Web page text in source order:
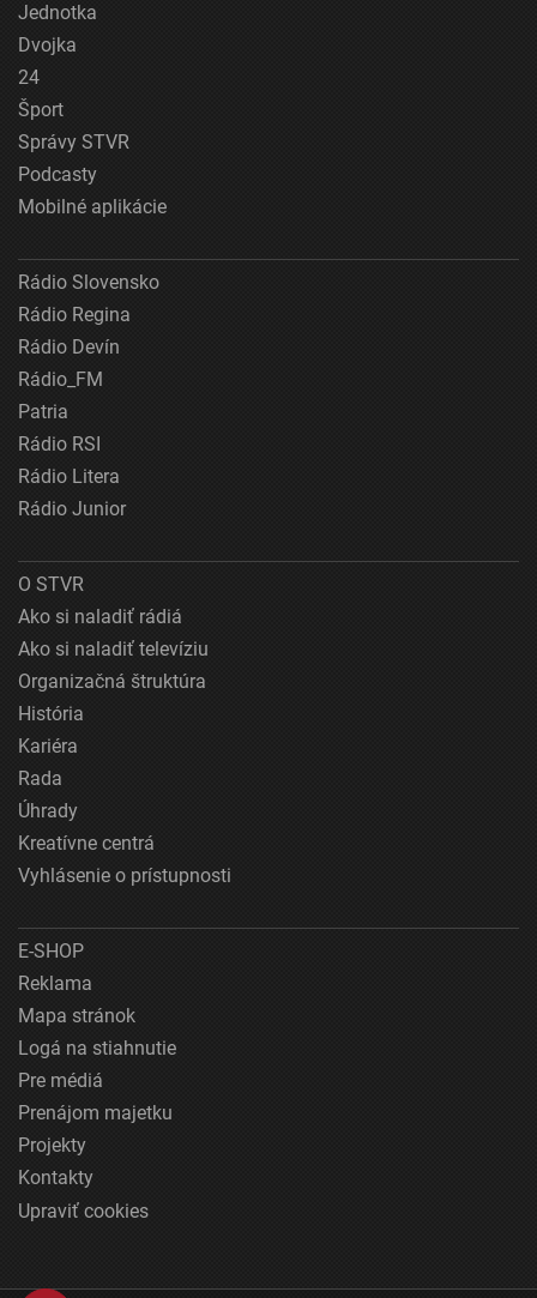
Jednotka
Dvojka
24
Šport
Správy STVR
Podcasty
Mobilné aplikácie
Rádio Slovensko
Rádio Regina
Rádio Devín
Rádio_FM
Patria
Rádio RSI
Rádio Litera
Rádio Junior
O STVR
Ako si naladiť rádiá
Ako si naladiť televíziu
Organizačná štruktúra
História
Kariéra
Rada
Úhrady
Kreatívne centrá
Vyhlásenie o prístupnosti
E-SHOP
Reklama
Mapa stránok
Logá na stiahnutie
Pre médiá
Prenájom majetku
Projekty
Kontakty
Upraviť cookies